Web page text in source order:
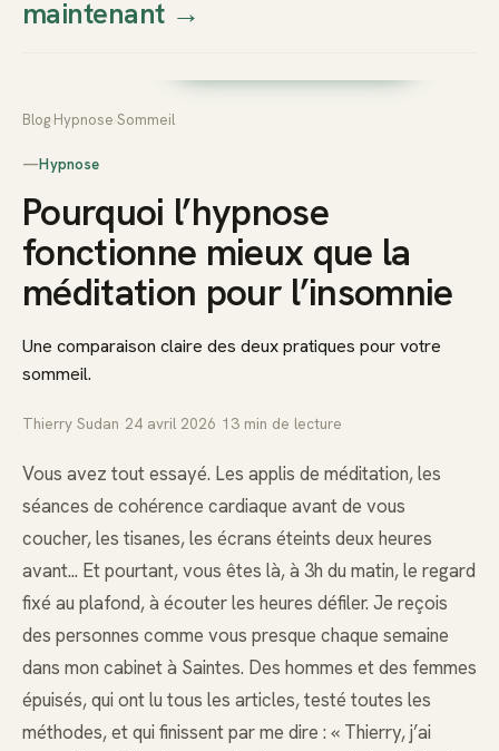
Thierry
Prendre rendez-vous dès
maintenant→
Blog Hypnose Sommeil
—Hypnose
Pourquoi l’hypnose
fonctionne mieux que la
méditation pour l’insomnie
Une comparaison claire des deux pratiques pour votre
sommeil.
Thierry Sudan 24 avril 2026 13 min de lecture
Vous avez tout essayé. Les applis de méditation, les
séances de cohérence cardiaque avant de vous
coucher, les tisanes, les écrans éteints deux heures
avant... Et pourtant, vous êtes là, à 3h du matin, le regard
fixé au plafond, à écouter les heures défiler. Je reçois
des personnes comme vous presque chaque semaine
dans mon cabinet à Saintes. Des hommes et des femmes
épuisés, qui ont lu tous les articles, testé toutes les
méthodes, et qui finissent par me dire : « Thierry, j’ai